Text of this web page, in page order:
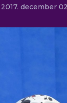
2017. december